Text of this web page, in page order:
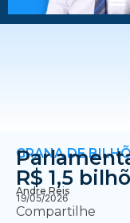
GRANA DE
R$ 1,5
Andre Reis
19/05/2026
Compartilhe